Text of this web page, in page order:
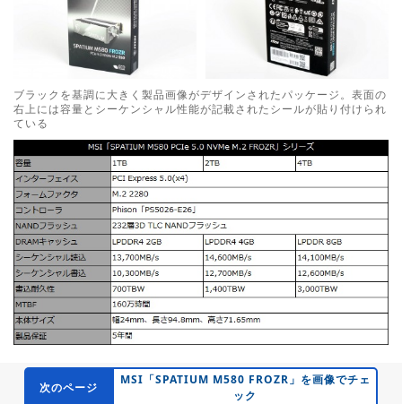
ブラックを基調に大きく製品画像がデザインされたパッケージ。表面の
右上には容量とシーケンシャル性能が記載されたシールが貼り付けられ
ている
次のページ
MSI「SPATIUM M580 FROZR」を画像でチェ
ック